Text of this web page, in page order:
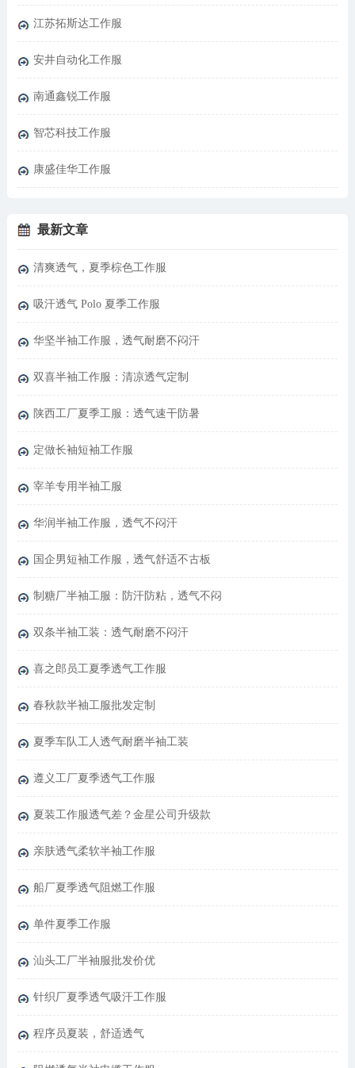
江苏拓斯达工作服
安井自动化工作服
南通鑫锐工作服
智芯科技工作服
康盛佳华工作服
最新文章
清爽透气，夏季棕色工作服
吸汗透气 Polo 夏季工作服
华坚半袖工作服，透气耐磨不闷汗
双喜半袖工作服：清凉透气定制
陕西工厂夏季工服：透气速干防暑
定做长袖短袖工作服
宰羊专用半袖工服
华润半袖工作服，透气不闷汗
国企男短袖工作服，透气舒适不古板
制糖厂半袖工服：防汗防粘，透气不闷
双条半袖工装：透气耐磨不闷汗
喜之郎员工夏季透气工作服
春秋款半袖工服批发定制
夏季车队工人透气耐磨半袖工装
遵义工厂夏季透气工作服
夏装工作服透气差？金星公司升级款
亲肤透气柔软半袖工作服
船厂夏季透气阻燃工作服
单件夏季工作服
汕头工厂半袖服批发价优
针织厂夏季透气吸汗工作服
程序员夏装，舒适透气